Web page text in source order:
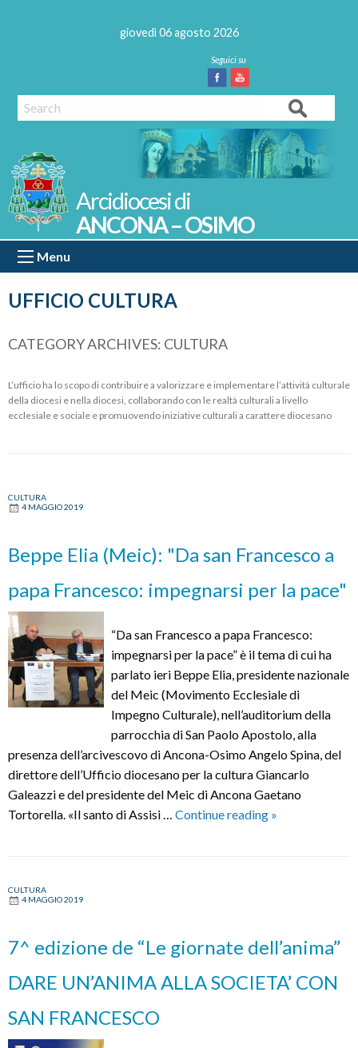
giovedì 06 agosto 2026
Facebook
Youtube
Search
UFFICIO CULTURA
ANCONA – OSIMO
Menu
CATEGORY ARCHIVES: CULTURA
L’ufficio ha lo scopo di contribuire a valorizzare e implementare l’attività culturale
della diocesi e nella diocesi, collaborando con le realtà culturali a livello
ecclesiale e sociale e promuovendo iniziative culturali a carattere diocesano
CULTURA
4 MAGGIO 2019
Beppe Elia (Meic): "Da san Francesco a
papa Francesco: impegnarsi per la pace"
“Da san Francesco a papa Francesco:
impegnarsi per la pace” è il tema di cui ha
parlato ieri Beppe Elia, presidente nazionale
del Meic (Movimento Ecclesiale di
Impegno Culturale), nell’auditorium della
parrocchia di San Paolo Apostolo, alla
presenza dell’arcivescovo di Ancona-Osimo Angelo Spina, del
direttore dell’Ufficio diocesano per la cultura Giancarlo
Galeazzi e del presidente del Meic di Ancona Gaetano
Tortorella. «Il santo di Assisi … Continue reading Beppe
papa
Francesco:
impegnarsi
»
CULTURA
4 MAGGIO 2019
7^ edizione de “Le giornate dell’anima”
DARE UN’ANIMA ALLA SOCIETA’ CON
SAN FRANCESCO